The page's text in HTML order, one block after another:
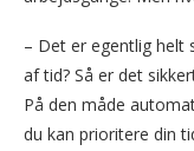
– Det er egentlig helt
af tid? Så er det
På den måde
du kan prioritere din